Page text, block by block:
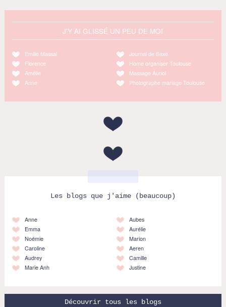
J'Y AI GLISSÉ UN PEU DE MOI
Emilie Massal
Florence
Amélie
Anne
Journal de Saxe
Home organiser Toulouse
Massage Auriol
Photographe mariage Toulouse
Les blogs que j'aime (beaucoup)
Anne
Emma
Noémie
Caroline
Audrey
Marie Anh
Aubes
Aurélie
Marion
Aeren
Camille
Justine
Découvrir tous les blogs